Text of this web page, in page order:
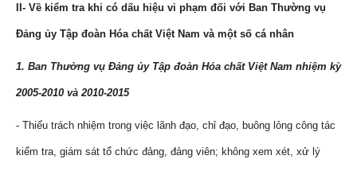
II- Về kiểm tra khi có dấu hiệu vi phạm đối với Ban Thường vụ
Đảng ủy Tập đoàn Hóa chất Việt Nam và một số cá nhân
1. Ban Thường vụ Đảng ủy Tập đoàn Hóa chất Việt Nam nhiệm kỳ
2005-2010 và 2010-2015
- Thiếu trách nhiệm trong việc lãnh đạo, chỉ đạo, buông lỏng công tác
kiểm tra, giám sát tổ chức đảng, đảng viên; không xem xét, xử lý